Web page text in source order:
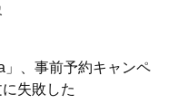
」、事前予約キャンペ
失敗した